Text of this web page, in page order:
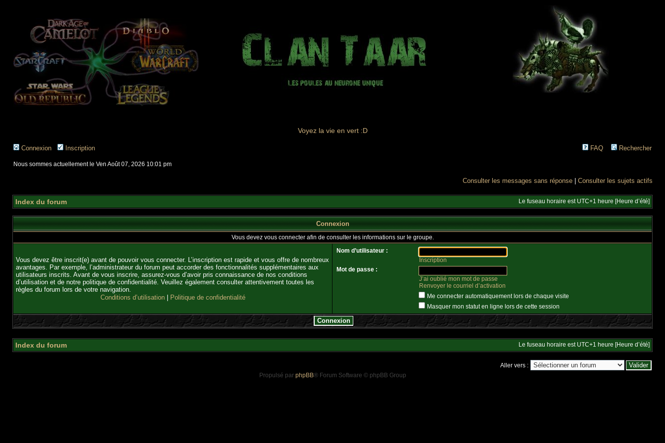
Voyez la vie en vert :D
Connexion Inscription FAQ Rechercher
Nous sommes actuellement le Ven Août 07, 2026 10:01 pm
Consulter les messages sans réponse Consulter les sujets actifs
Index du forum Le fuseau horaire est UTC+1 heure [Heure d’été]
Connexion
Vous devez vous connecter afin de consulter les informations sur le groupe.
Vous devez être inscrit(e) avant de pouvoir vous connecter. L’inscription est rapide et vous offre de nombreux
avantages. Par exemple, l’administrateur du forum peut accorder des fonctionnalités supplémentaires aux
utilisateurs inscrits. Avant de vous inscrire, assurez-vous d’avoir pris connaissance de nos conditions
d’utilisation et de notre politique de confidentialité. Veuillez également consulter attentivement toutes les
règles du forum lors de votre navigation.
Conditions d’utilisation| Politique de confidentialité
Nom d’utilisateur :
Inscription
Mot de passe :
J’ai oublié mon mot de passe
Renvoyer le courriel d’activation
Me connecter automatiquement lors de chaque visite
Masquer mon statut en ligne lors de cette session
Index du forum Le fuseau horaire est UTC+1 heure [Heure d’été]
Aller vers :
Propulsé par phpBB® Forum Software © phpBB Group